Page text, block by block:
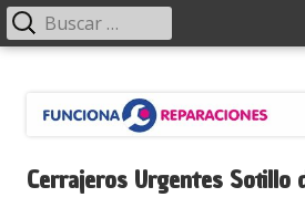
contenido
Menú
principal Buscar:
Cerrajeros Urgentes Sotillo